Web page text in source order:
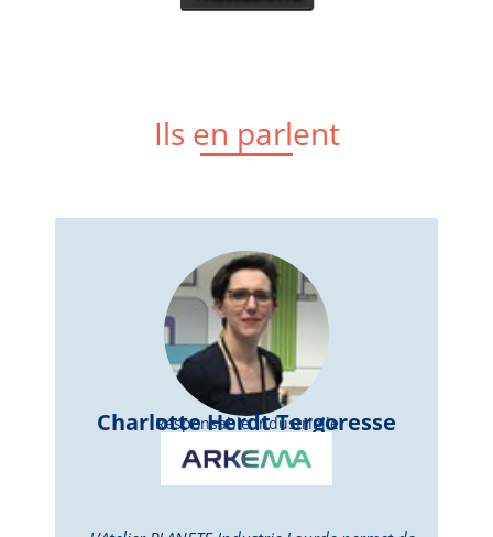
Ils en parlent
Charlotte Herdt Tergoresse
Responsable Industrielle